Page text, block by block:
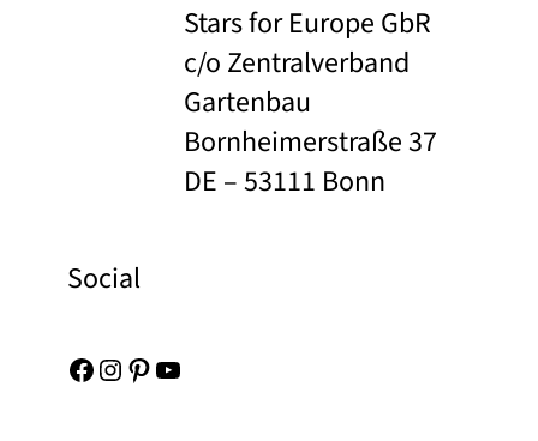
Stars for Europe GbR
c/o Zentralverband
Gartenbau
Bornheimerstraße 37
DE – 53111 Bonn
Social
Facebook Instagram Pinterest YouTube